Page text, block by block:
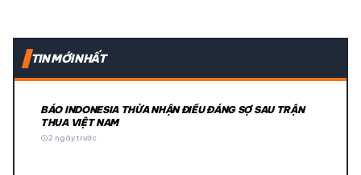
TIN MỚI NHẤT
BÁO INDONESIA THỪA NHẬN ĐIỀU ĐÁNG SỢ SAU TRẬN
THUA VIỆT NAM
schedule2 ngày trước